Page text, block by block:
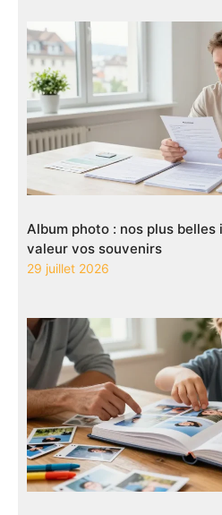
Album photo : nos plus
valeur vos souvenirs
29 juillet 2026